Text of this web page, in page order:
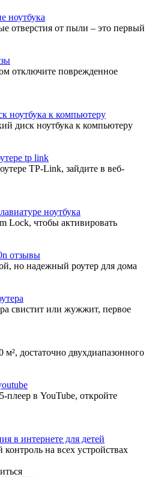
ноутбука
отверстия от пыли – это первый
отключите поврежденное
ноутбука к компьютеру
диск ноутбука к компьютеру
tp link
TP-Link, зайдите в веб-
ноутбука
Lock, чтобы активировать
отзывы
но надежный роутер для дома
свистит или жужжит, первое
м², достаточно двухдиапазонного
в YouTube, откройте
в интернете для детей
контроль на всех устройствах